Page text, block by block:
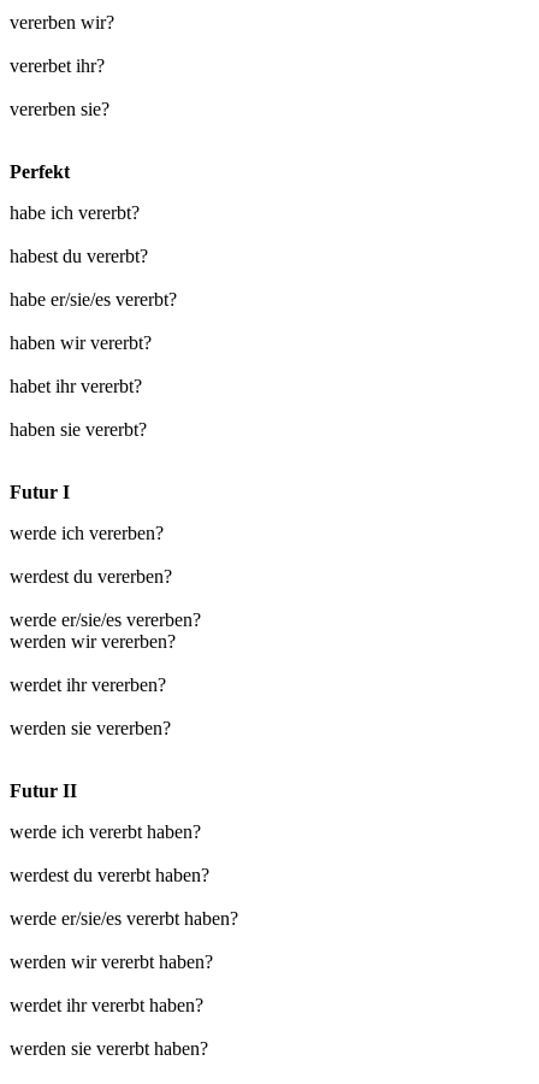
vererben wir?
vererbet ihr?
vererben sie?
Perfekt
habe ich vererbt?
habest du vererbt?
habe er/sie/es vererbt?
haben wir vererbt?
habet ihr vererbt?
haben sie vererbt?
Futur I
werde ich vererben?
werdest du vererben?
werde er/sie/es vererben?
werden wir vererben?
werdet ihr vererben?
werden sie vererben?
Futur II
werde ich vererbt haben?
werdest du vererbt haben?
werde er/sie/es vererbt haben?
werden wir vererbt haben?
werdet ihr vererbt haben?
werden sie vererbt haben?